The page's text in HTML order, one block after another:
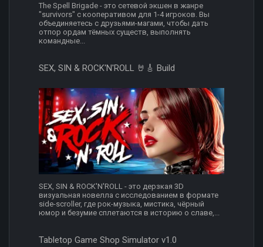
The Spell Brigade - это сетевой экшен в жанре
"survivors" с кооперативом для 1-4 игроков. Вы
объединяетесь с друзьями-магами, чтобы дать
отпор ордам тёмных существ, выполнять
командные...
SEX, SIN & ROCK'N'ROLL 🤘🎸 Build
SEX, SIN & ROCK'N'ROLL - это дерзкая 3D
визуальная новелла с исследованием в формате
side-scroller, где рок-музыка, мистика, чёрный
юмор и безумие сплетаются в историю о славе,...
Tabletop Game Shop Simulator v1.0